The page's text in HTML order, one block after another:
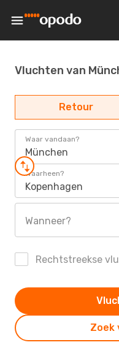
Vluchten van
Retour
Waar vandaan?
München
Waarheen?
Kopenhagen
Wanneer?
Rechtstreekse
Zoek